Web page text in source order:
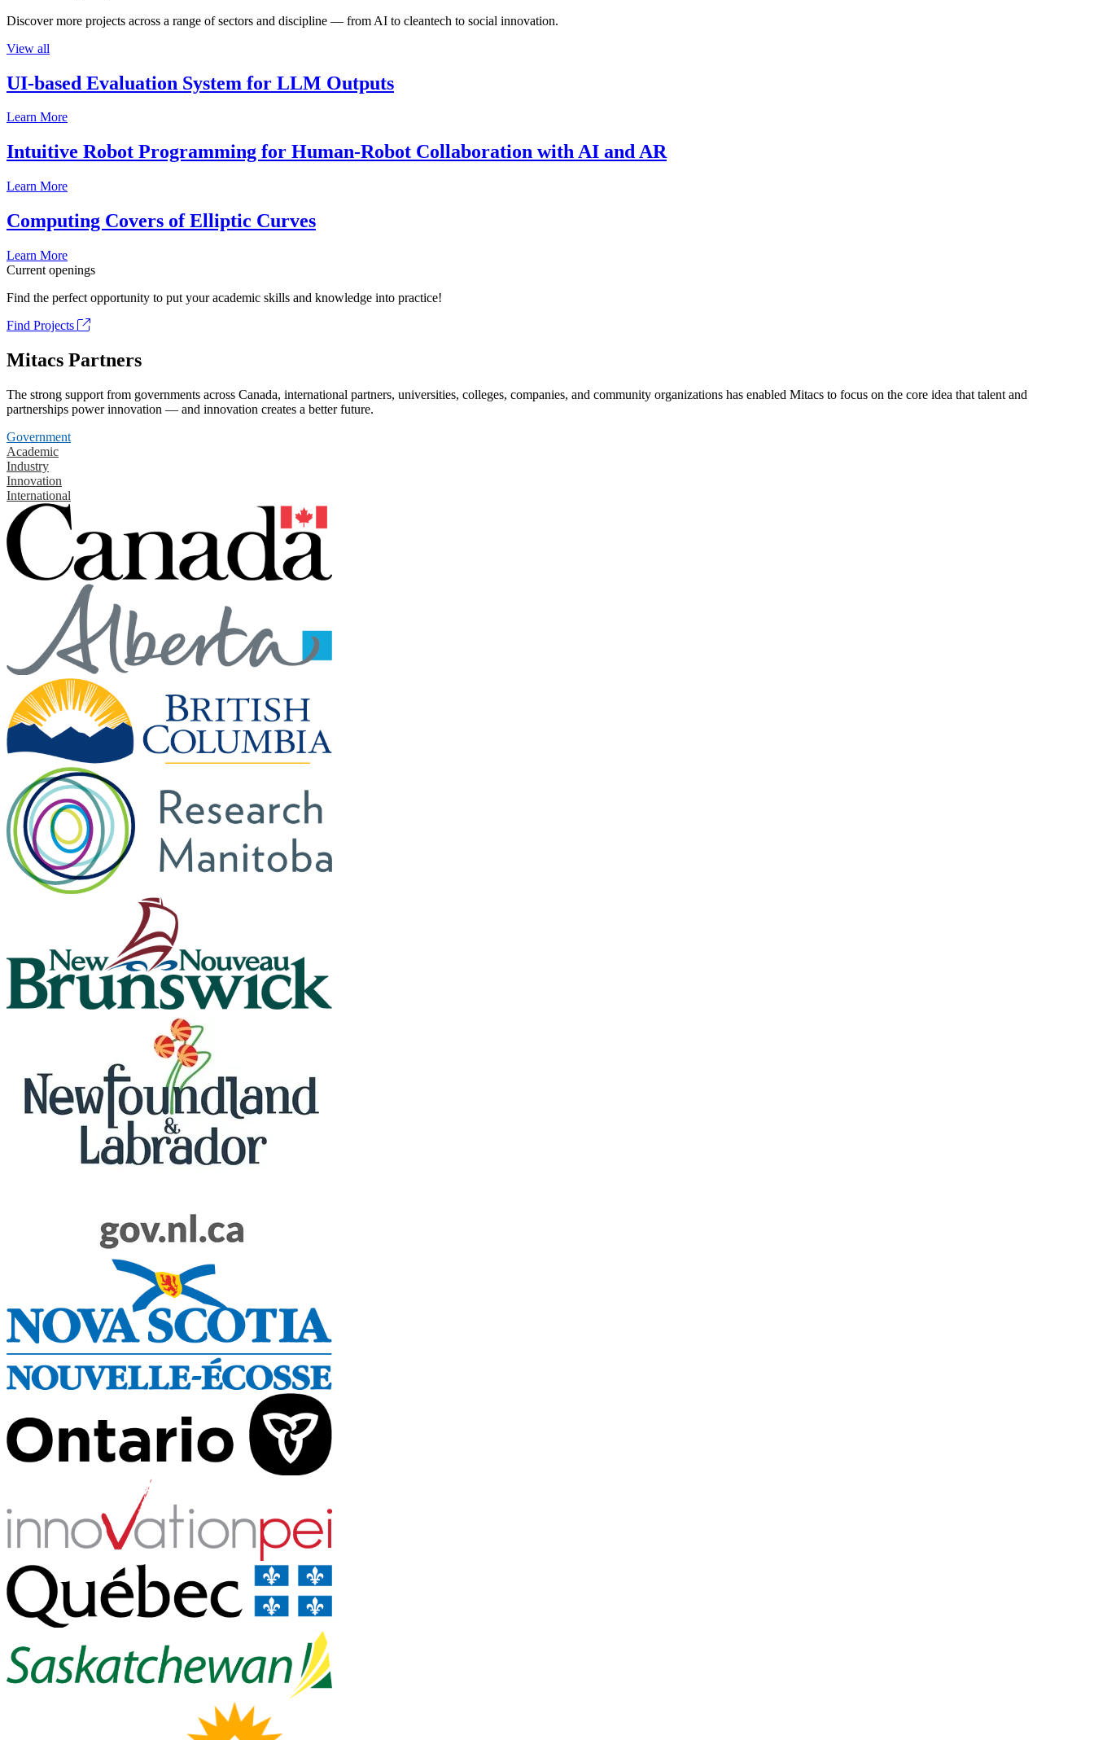
Discover more projects across a range of sectors and discipline — from AI to cleantech to social innovation.
View all
UI-based Evaluation System for LLM Outputs
Learn More
Intuitive Robot Programming for Human-Robot Collaboration with AI and AR
Learn More
Computing Covers of Elliptic Curves
Learn More
Current openings
Find the perfect opportunity to put your academic skills and knowledge into practice!
Find Projects
Mitacs Partners
The strong support from governments across Canada, international partners, universities, colleges, companies, and community organizations has enabled Mitacs to focus on the core idea that talent and
partnerships power innovation — and innovation creates a better future.
Government
Academic
Industry
Innovation
International